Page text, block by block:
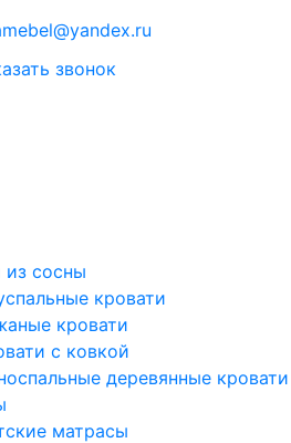
звонок
из сосны
кровати
кровати
с ковкой
деревянные кровати
матрасы